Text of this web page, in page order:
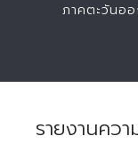
ภาคตะวันออ
รายงานคว